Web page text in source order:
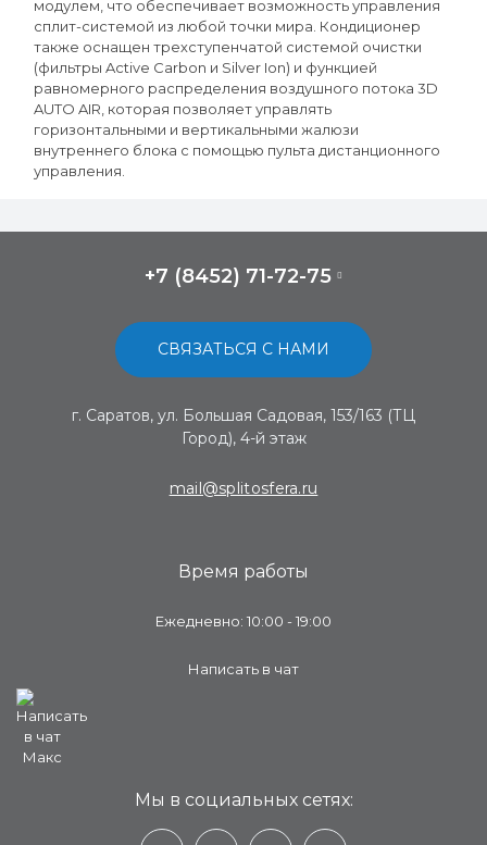
модулем, что обеспечивает возможность управления
сплит-системой из любой точки мира. Кондиционер
также оснащен трехступенчатой системой очистки
(фильтры Active Carbon и Silver Ion) и функцией
равномерного распределения воздушного потока 3D
AUTO AIR, которая позволяет управлять
горизонтальными и вертикальными жалюзи
внутреннего блока с помощью пульта дистанционного
управления.
+7 (8452) 71-72-75
СВЯЗАТЬСЯ С НАМИ
г. Саратов, ул. Большая Садовая, 153/163 (ТЦ
Город), 4-й этаж
mail@splitosfera.ru
Время работы
Ежедневно: 10:00 - 19:00
Написать в чат
Мы в социальных сетях: